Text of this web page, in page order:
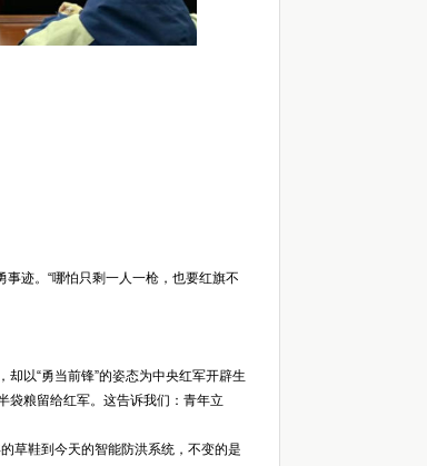
迹。“哪怕只剩一人一枪，也要红旗不
“勇当前锋”的姿态为中央红军开辟生
袋粮留给红军。这告诉我们：青年立
鞋到今天的智能防洪系统，不变的是